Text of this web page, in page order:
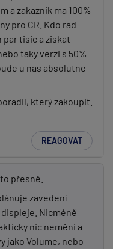
a zakaznik ma 100%
pro CR. Kdo rad
tisic a ziskat
taky verzi s 50%
u nas absolutne
který zakoupit.
REAGOVAT
přesně.
zavedení
Nicméně
nic neměni a
jako Volume, nebo